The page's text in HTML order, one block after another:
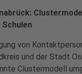
von
und der Stadt
Clustermodell